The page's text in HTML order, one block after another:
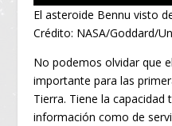
El asteroide Bennu visto
Crédito: NASA/Goddard/
No podemos olvidar que
importante para las
Tierra. Tiene la
información como de